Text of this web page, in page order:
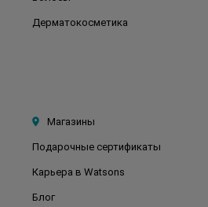
Дерматокосметика
Магазины
Подарочные сертификаты
Карьера в Watsons
Блог